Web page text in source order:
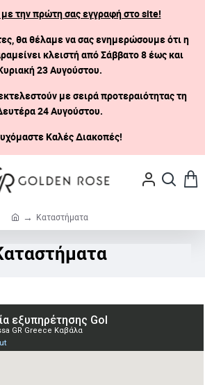
την πρώτη σας εγγραφή στο site!
θα θέλαμε να σας ενημερώσουμε ότι η
κλειστήαπό Σάββατο 8 έως και
23 Αυγούστου.
με σειρά προτεραιότητας τη
24 Αυγούστου.
Καλές Διακοπές!
m
Καταστήματα